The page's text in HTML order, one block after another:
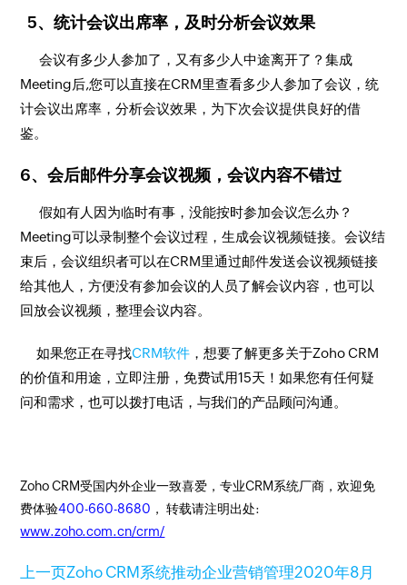
5、统计会议出席率，及时分析会议效果
会议有多少人参加了，又有多少人中途离开了？集成
Meeting后,您可以直接在CRM里查看多少人参加了会议，统
计会议出席率，分析会议效果，为下次会议提供良好的借
鉴。
6、会后邮件分享会议视频，会议内容不错过
假如有人因为临时有事，没能按时参加会议怎么办？
Meeting可以录制整个会议过程，生成会议视频链接。会议结
束后，会议组织者可以在CRM里通过邮件发送会议视频链接
给其他人，方便没有参加会议的人员了解会议内容，也可以
回放会议视频，整理会议内容。
如果您正在寻找CRM软件 ，想要了解更多关于Zoho CRM
的价值和用途，立即注册，免费试用15天！如果您有任何疑
问和需求，也可以拨打电话，与我们的产品顾问沟通。
Zoho CRM受国内外企业一致喜爱，专业CRM系统厂商，欢迎免
费体验400-660-8680 ， 转载请注明出处:
www.zoho.com.cn/crm/
上一页Zoho CRM系统推动企业营销管理2020年8月